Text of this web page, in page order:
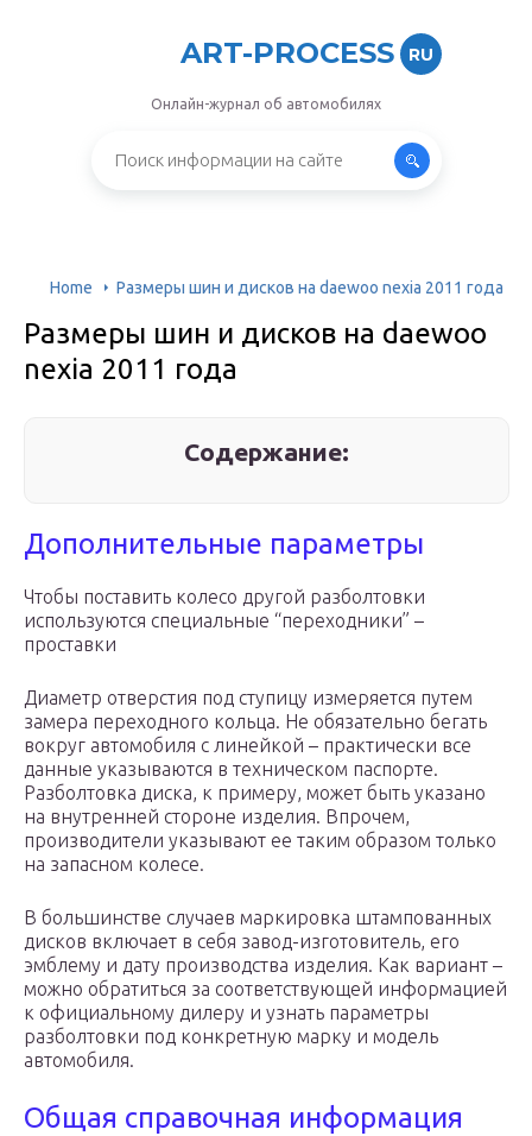
ART-PROCESS RU
Онлайн-журнал об автомобилях
Home Размеры шин и дисков на daewoo nexia 2011 года
Размеры шин и дисков на daewoo
nexia 2011 года
Содержание:
Дополнительные параметры
Чтобы поставить колесо другой разболтовки
используются специальные “переходники” –
проставки
Диаметр отверстия под ступицу измеряется путем
замера переходного кольца. Не обязательно бегать
вокруг автомобиля с линейкой – практически все
данные указываются в техническом паспорте.
Разболтовка диска, к примеру, может быть указано
на внутренней стороне изделия. Впрочем,
производители указывают ее таким образом только
на запасном колесе.
В большинстве случаев маркировка штампованных
дисков включает в себя завод-изготовитель, его
эмблему и дату производства изделия. Как вариант –
можно обратиться за соответствующей информацией
к официальному дилеру и узнать параметры
разболтовки под конкретную марку и модель
автомобиля.
Общая справочная информация